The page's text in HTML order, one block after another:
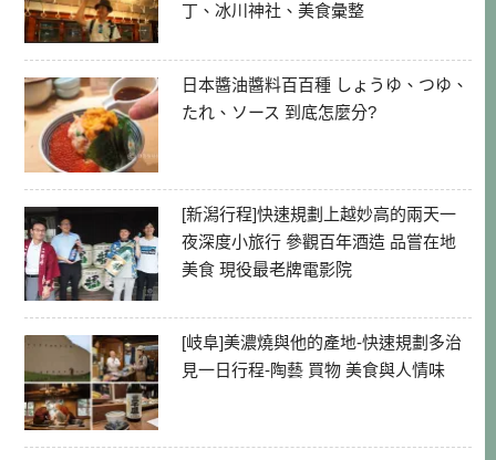
丁、冰川神社、美食彙整
日本醬油醬料百百種 しょうゆ、つゆ、
たれ、ソース 到底怎麼分?
[新潟行程]快速規劃上越妙高的兩天一
夜深度小旅行 參觀百年酒造 品嘗在地
美食 現役最老牌電影院
[岐阜]美濃燒與他的產地-快速規劃多治
見一日行程-陶藝 買物 美食與人情味